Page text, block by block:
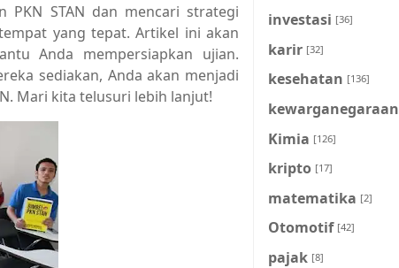
PKN STAN dan mencari strategi
yang tepat. Artikel ini akan
Anda mempersiapkan ujian.
sediakan, Anda akan menjadi
Mari kita telusuri lebih lanjut!
investasi [36]
karir [32]
kesehatan [136]
kewarganegaraan
Kimia [126]
kripto [17]
matematika [2]
Otomotif [42]
pajak [8]